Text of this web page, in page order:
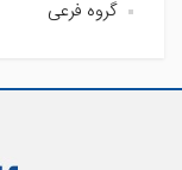
اتاق خواب لایکو
حمام لایکو
گروه فرعی
بالش و رویه